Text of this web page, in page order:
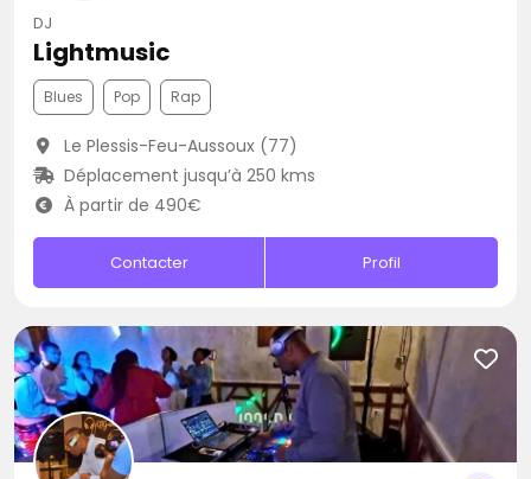
DJ
Lightmusic
Blues Pop Rap
Le Plessis-Feu-Aussoux (77)
Déplacement jusqu’à 250 kms
À partir de 490€
Contacter Profil